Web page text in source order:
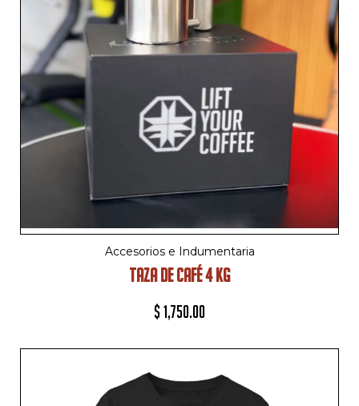
Accesorios e Indumentaria
TAZA DE CAFÉ 4 KG
$1,750.00